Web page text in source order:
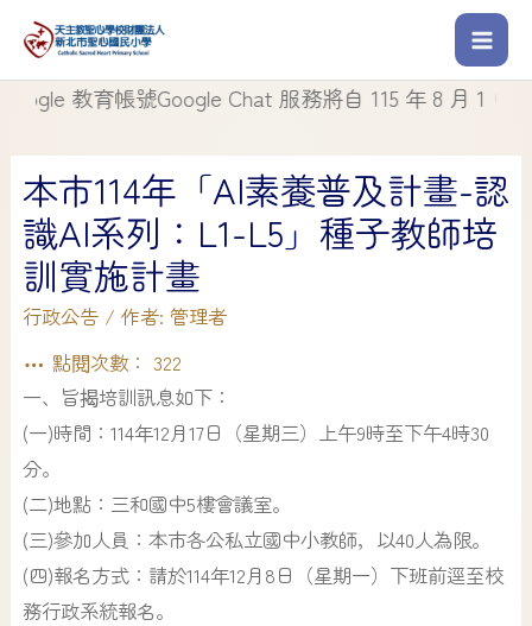
教育帳號Google Chat 服務將自 115 年 8 月 1 日起停止
本市114年「AI素養普及計畫-認
識AI系列：L1-L5」種子教師培
訓實施計畫
行政公告/ 作者: 管理者
點閱次數： 322
一、旨揭培訓訊息如下：
(一)時間：114年12月17日（星期三）上午9時至下午4時30
分。
(二)地點：三和國中5樓會議室。
(三)參加人員：本市各公私立國中小教師，以40人為限。
(四)報名方式：請於114年12月8日（星期一）下班前逕至校
務行政系統報名。